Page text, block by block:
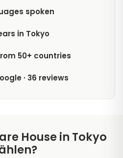
spoken
in Tokyo
50+ countries
· 36 reviews
House in Tokyo